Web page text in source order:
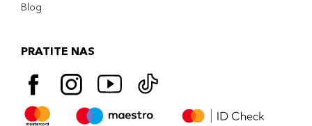
Blog
PRATITE NAS